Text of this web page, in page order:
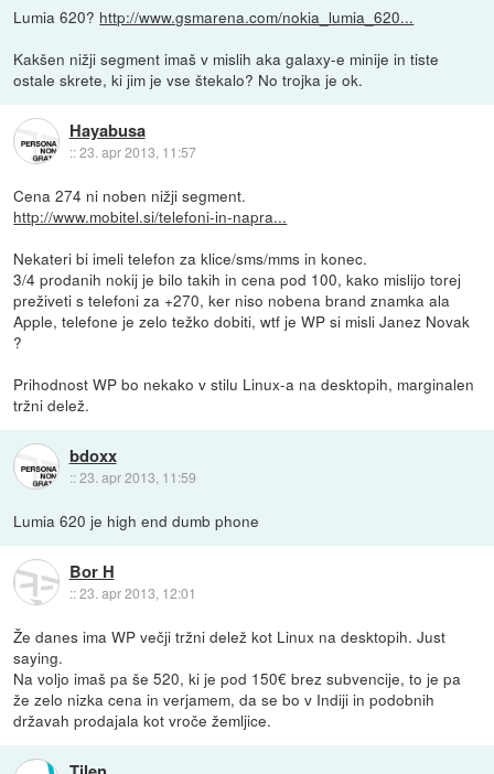
Lumia 620? http://www.gsmarena.com/nokia_lumia_620...
Kakšen nižji segment imaš v mislih aka galaxy-e minije in tiste
ostale skrete, ki jim je vse štekalo? No trojka je ok.
Hayabusa
::23. apr 2013, 11:57
Cena 274 ni noben nižji segment.
http://www.mobitel.si/telefoni-in-napra...
Nekateri bi imeli telefon za klice/sms/mms in konec.
3/4 prodanih nokij je bilo takih in cena pod 100, kako mislijo torej
preživeti s telefoni za +270, ker niso nobena brand znamka ala
Apple, telefone je zelo težko dobiti, wtf je WP si misli Janez Novak
?
Prihodnost WP bo nekako v stilu Linux-a na desktopih, marginalen
tržni delež.
bdoxx
::23. apr 2013, 11:59
Lumia 620 je high end dumb phone
Bor H
::23. apr 2013, 12:01
Že danes ima WP večji tržni delež kot Linux na desktopih. Just
saying.
Na voljo imaš pa še 520, ki je pod 150€ brez subvencije, to je pa
že zelo nizka cena in verjamem, da se bo v Indiji in podobnih
državah prodajala kot vroče žemljice.